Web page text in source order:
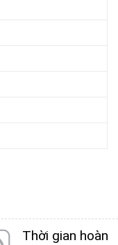
Thời gian hoàn